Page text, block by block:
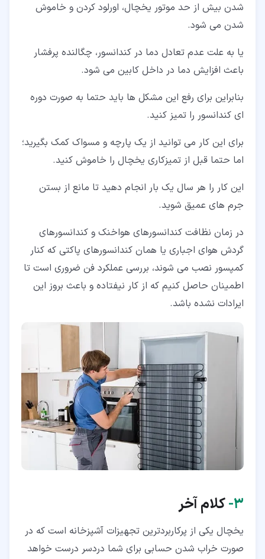
شدن بیش از حد موتور یخچال، اورلود کردن و خاموش
شدن می شود.
یا به علت عدم تعادل دما در کندانسور، چگالنده پرفشار
باعث افزایش دما در داخل کابین می شود.
بنابراین برای رفع این مشکل ها باید حتما به صورت دوره
ای کندانسور را تمیز کنید.
برای این کار می توانید از یک پارچه و مسواک کمک بگیرید؛
اما حتما قبل از تمیزکاری یخچال را خاموش کنید.
این کار را هر سال یک بار انجام دهید تا مانع از بستن
جرم های عمیق شوید.
در زمان نظافت کندانسورهای هواخنک و کندانسورهای
گردش هوای اجباری یا همان کندانسورهای پاکتی که کنار
کمپسور نصب می شوند، بررسی عملکرد فن ضروری است تا
اطمینان حاصل کنیم که از کار نیفتاده و باعث بروز این
ایرادات نشده باشد.
۳‏- کلام آخر
یخچال یکی از پرکاربردترین تجهیزات آشپزخانه است که در
صورت خراب شدن حسابی برای شما دردسر درست خواهد